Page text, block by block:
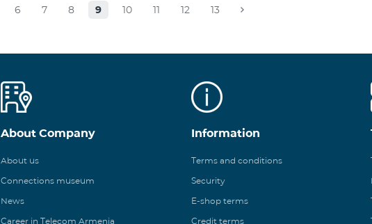
6 7 8 9 10 11 12 13
About Company
About us
Connections museum
News
Career in Telecom Armenia
Information
Terms and conditions
Security
E-shop terms
Credit terms